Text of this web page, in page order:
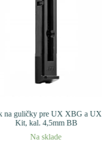
na guličky pre UX XBG a
Kit, kal. 4,5mm BB
Na sklade